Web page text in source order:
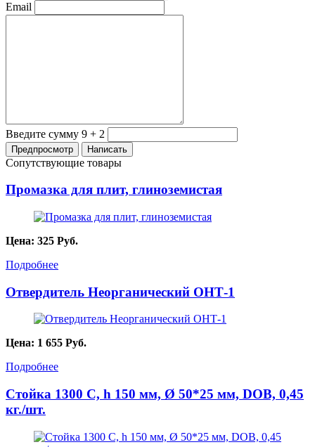
Email
Введите сумму 9 + 2
Сопутствующие товары
Промазка для плит, глиноземистая
Цена: 325 Руб.
Подробнее
Отвердитель Неорганический ОНТ-1
Цена: 1 655 Руб.
Подробнее
Стойка 1300 С, h 150 мм, Ø 50*25 мм, DOB, 0,45
кг./шт.